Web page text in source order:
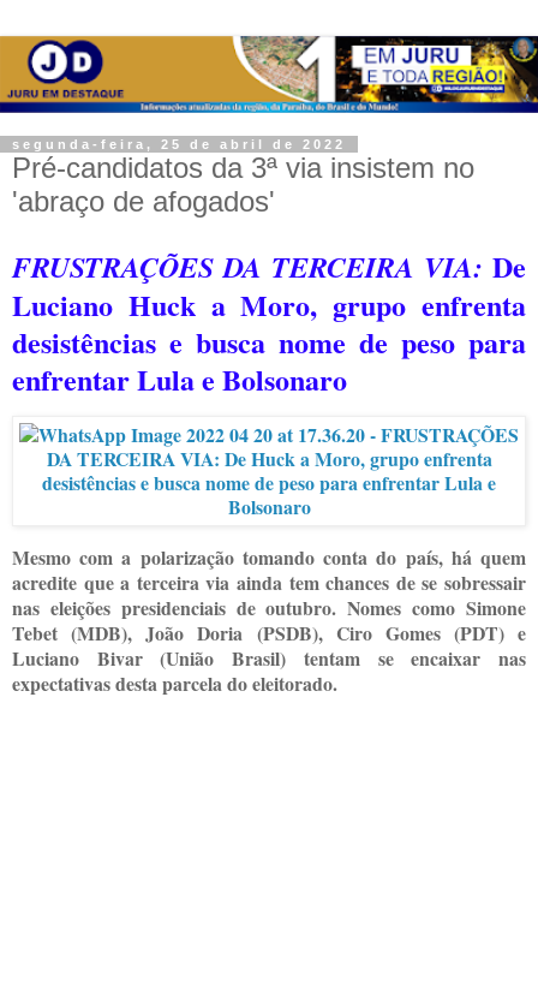
segunda-feira, 25 de abril de 2022
Pré-candidatos da 3ª via insistem no
'abraço de afogados'
FRUSTRAÇÕES DA TERCEIRA VIA: De
Luciano Huck a Moro, grupo enfrenta
desistências e busca nome de peso para
enfrentar Lula e Bolsonaro
Mesmo com a polarização tomando conta do país, há quem
acredite que a terceira via ainda tem chances de se sobressair
nas eleições presidenciais de outubro. Nomes como Simone
Tebet (MDB), João Doria (PSDB), Ciro Gomes (PDT) e
Luciano Bivar (União Brasil) tentam se encaixar nas
expectativas desta parcela do eleitorado.